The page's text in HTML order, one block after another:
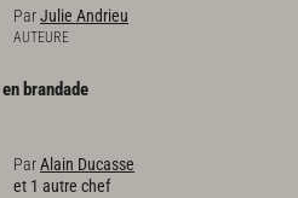
ParJulie Andrieu
AUTEURE
en brandade
ParAlain Ducasse
et 1 autre chef